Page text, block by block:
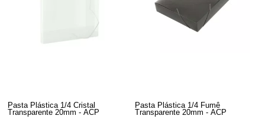
Pasta Plástica 1/4 Cristal
Transparente 20mm - ACP
Pasta Plástica 1/4 Fumê
Transparente 20mm - ACP